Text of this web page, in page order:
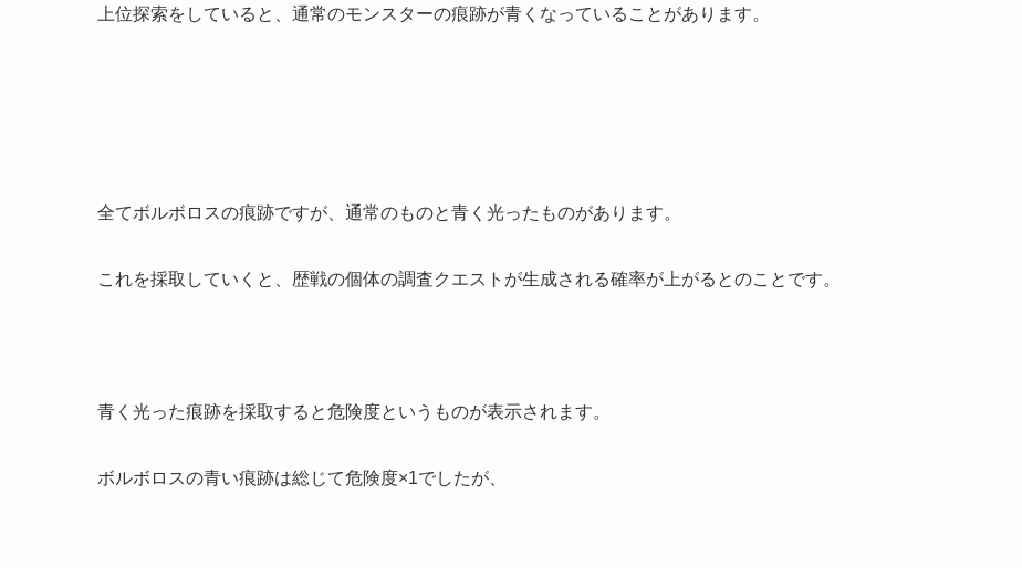
上位探索をしていると、通常のモンスターの痕跡が青くなっていることがあります。
全てボルボロスの痕跡ですが、通常のものと青く光ったものがあります。
これを採取していくと、歴戦の個体の調査クエストが生成される確率が上がるとのことです。
青く光った痕跡を採取すると危険度というものが表示されます。
ボルボロスの青い痕跡は総じて危険度×1でしたが、